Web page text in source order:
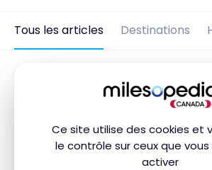
Ce site utilise des cookies et
le contrôle sur ceux que
activer
Tous les articles Destinations